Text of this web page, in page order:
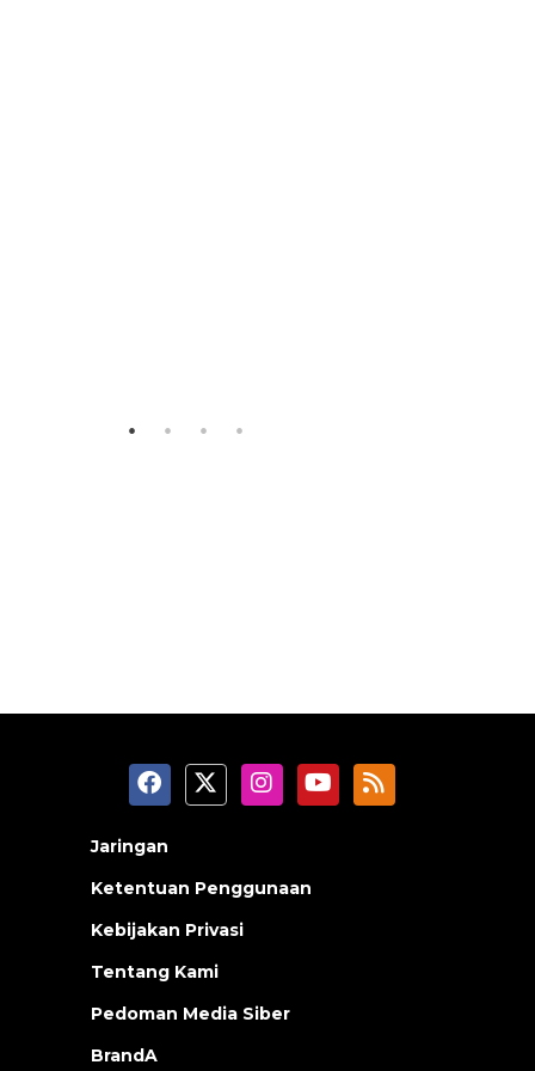
Jaringan
Ketentuan Penggunaan
Kebijakan Privasi
Tentang Kami
Pedoman Media Siber
BrandA